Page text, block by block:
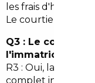
les frais
Le courtier détaille
Q3 : Le courtier
l'immatriculation
R3 : Oui, la
complet incluant